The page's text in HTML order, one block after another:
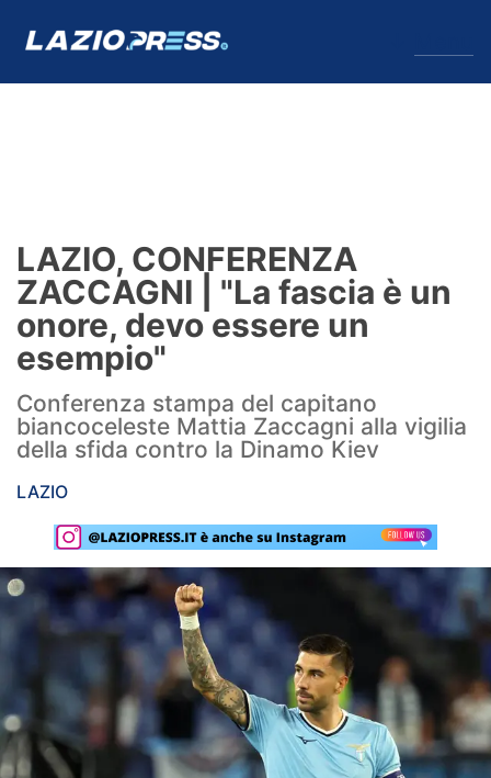
Formello
Infortuni
Primavera
Calciomercato
Rassegna Lazio
Social
Calcio
Serie A
Champions League
Europa League
LAZIO, CONFERENZA
ZACCAGNI | "La fascia è un
onore, devo essere un
esempio"
Conferenza stampa del capitano
biancoceleste Mattia Zaccagni alla vigilia
della sfida contro la Dinamo Kiev
LAZIO